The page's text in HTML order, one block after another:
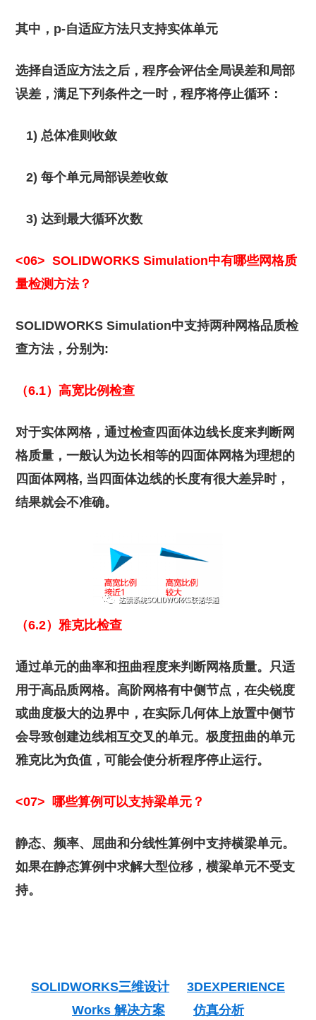
其中，p-自适应方法只支持实体单元
选择自适应方法之后，程序会评估全局误差和局部
误差，满足下列条件之一时，程序将停止循环：
1) 总体准则收敛
2) 每个单元局部误差收敛
3) 达到最大循环次数
<06>SOLIDWORKS Simulation中有哪些网格质
量检测方法？
SOLIDWORKS Simulation中支持两种网格品质检
查方法，分别为:
（6.1）高宽比例检查
对于实体网格，通过检查四面体边线长度来判断网
格质量，一般认为边长相等的四面体网格为理想的
四面体网格, 当四面体边线的长度有很大差异时，
结果就会不准确。
（6.2）雅克比检查
通过单元的曲率和扭曲程度来判断网格质量。只适
用于高品质网格。高阶网格有中侧节点，在尖锐度
或曲度极大的边界中，在实际几何体上放置中侧节
会导致创建边线相互交叉的单元。极度扭曲的单元
雅克比为负值，可能会使分析程序停止运行。
<07>哪些算例可以支持梁单元？
静态、频率、屈曲和分线性算例中支持横梁单元。
如果在静态算例中求解大型位移，横梁单元不受支
持。
SOLIDWORKS三维设计
3DEXPERIENCE
Works 解决方案
仿真分析